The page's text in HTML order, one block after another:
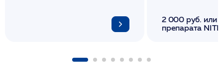
2 000 руб. или
препарата